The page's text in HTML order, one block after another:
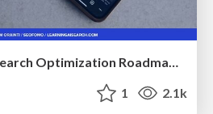
1 2.1k